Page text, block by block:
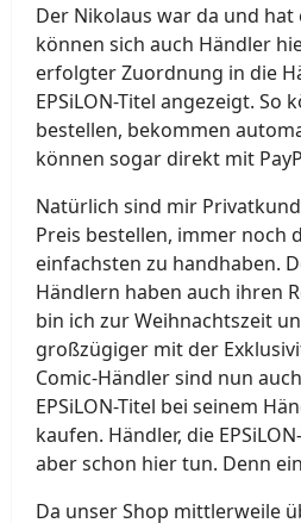
Der Nikolaus war da und
können sich auch Händler
erfolgter Zuordnung in die
EPSiLON-Titel angezeigt.
bestellen, bekommen
können sogar direkt mit
Natürlich sind mir
Preis bestellen, immer noch
einfachsten zu handhaben.
Händlern haben auch ihren
bin ich zur Weihnachtszeit
großzügiger mit der
Comic-Händler sind nun
EPSiLON-Titel bei seinem
kaufen. Händler, die
aber schon hier tun. Denn
Da unser Shop mittlerweile